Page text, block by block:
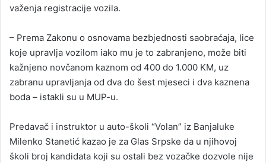
važenja registracije vozila.
– Prema Zakonu o osnovama bezbjednosti saobraćaja, lice
koje upravlja vozilom iako mu je to zabranjeno, može biti
kažnjeno novčanom kaznom od 400 do 1.000 KM, uz
zabranu upravljanja od dva do šest mjeseci i dva kaznena
boda – istakli su u MUP-u.
Predavač i instruktor u auto-školi “Volan” iz Banjaluke
Milenko Stanetić kazao je za Glas Srpske da u njihovoj
školi broj kandidata koji su ostali bez vozačke dozvole nije